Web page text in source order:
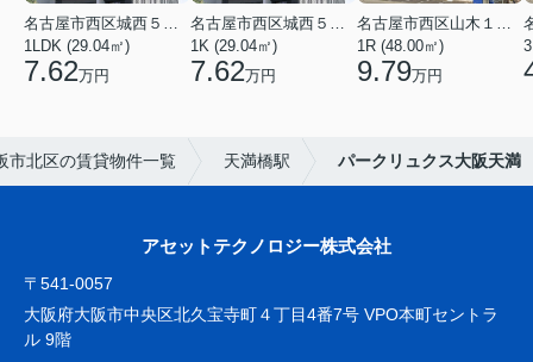
1LDK (29.04㎡)
7.62万円
1K (29.04㎡)
7.62万円
1R (48.00㎡)
9.79万円
市北区の賃貸物件一覧 天満橋駅 パークリュクス大阪天満
アセットテクノロジー株式会社
〒541-0057
大阪府大阪市中央区北久宝寺町４丁目4番7号 VPO本町セントラ
ル 9階